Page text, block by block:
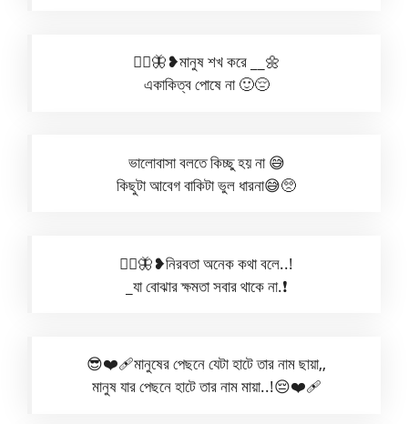
⋆⃝🦋❥︎মানুষ শখ করে __🌼
একাকিত্ব পোষে না 🙂😔
ভালোবাসা বলতে কিচ্ছু হয় না 😅
কিছুটা আবেগ বাকিটা ভুল ধারনা😅🥺
⋆⃝🦋❥︎নিরবতা অনেক কথা বলে..!
_যা বোঝার ক্ষমতা সবার থাকে না.❗
😎❤️‍🩹মানুষের পেছনে যেটা হাটে তার নাম ছায়া,,
মানুষ যার পেছনে হাটে তার নাম মায়া..!😔❤️‍🩹